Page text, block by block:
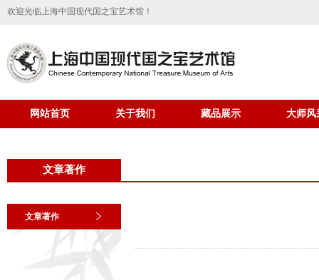
欢迎光临上海中国现代国之宝艺术馆！
网站首页 关于我们 藏品展示 大师风
文章著作
文章著作